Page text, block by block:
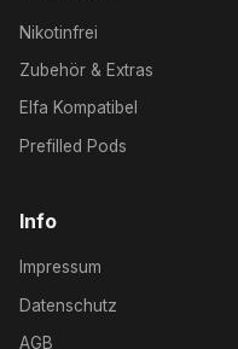
Nikotinfrei
Zubehör & Extras
Elfa Kompatibel
Prefilled Pods
Info
Impressum
Datenschutz
AGB